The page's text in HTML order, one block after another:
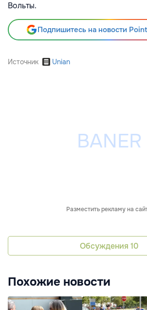
Вольты.
Подпишитесь на новости
Источник Unian
Разместить рекламу на
Обсуждения 10
Похожие новости